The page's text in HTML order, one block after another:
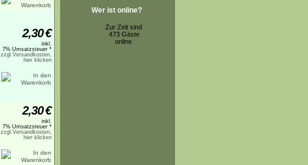
2,30€
inkl.
7% Umsatzsteuer *
zzgl.Versandkosten,
hier klicken
2,30€
inkl.
7% Umsatzsteuer *
zzgl.Versandkosten,
hier klicken
Wer ist online?
Zur Zeit sind
473 Gäste
online.